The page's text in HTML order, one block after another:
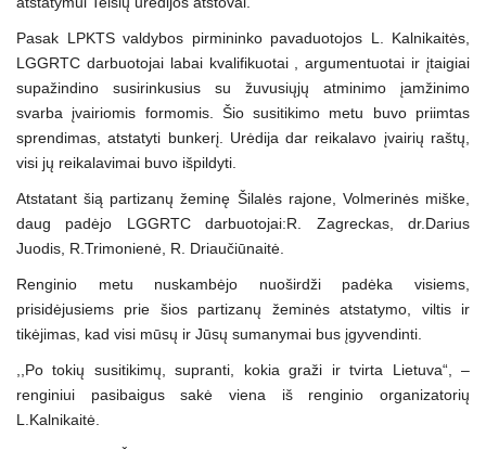
Pasak LPKTS valdybos pirmininko pavaduotojos L. Kalnikaitės,
LGGRTC darbuotojai labai kvalifikuotai , argumentuotai ir įtaigiai
supažindino susirinkusius su žuvusiųjų atminimo įamžinimo
svarba įvairiomis formomis. Šio susitikimo metu buvo priimtas
sprendimas, atstatyti bunkerį. Urėdija dar reikalavo įvairių raštų,
visi jų reikalavimai buvo išpildyti.
Atstatant šią partizanų žeminę Šilalės rajone, Volmerinės miške,
daug padėjo LGGRTC darbuotojai:R. Zagreckas, dr.Darius
Juodis, R.Trimonienė, R. Driaučiūnaitė.
Renginio metu nuskambėjo nuoširdži padėka visiems,
prisidėjusiems prie šios partizanų žeminės atstatymo, viltis ir
tikėjimas, kad visi mūsų ir Jūsų sumanymai bus įgyvendinti.
,,Po tokių susitikimų, supranti, kokia graži ir tvirta Lietuva“, –
renginiui pasibaigus sakė viena iš renginio organizatorių
L.Kalnikaitė.